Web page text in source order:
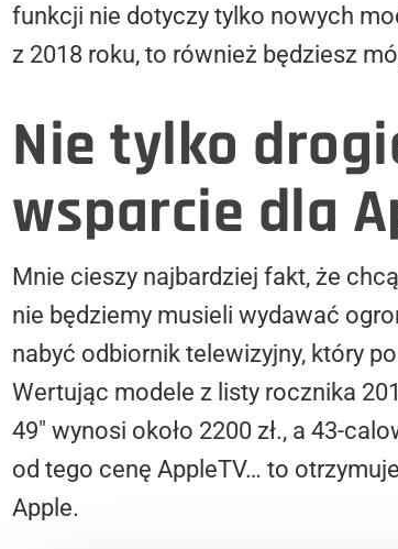
funkcji nie dotyczy tylko nowych
z 2018 roku, to również będziesz
Nie tylko
wsparcie dla
Mnie cieszy najbardziej fakt, że
nie będziemy musieli wydawać
nabyć odbiornik telewizyjny, który
Wertując modele z listy rocznika
49″ wynosi około 2200 zł., a 43-
od tego cenę AppleTV… to
Apple.